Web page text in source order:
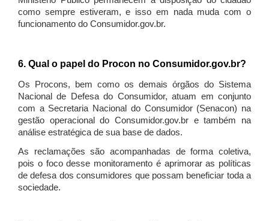
como sempre estiveram, e isso em nada muda com o
funcionamento do Consumidor.gov.br.
6. Qual o papel do Procon no Consumidor.gov.br?
Os Procons, bem como os demais órgãos do Sistema
Nacional de Defesa do Consumidor, atuam em conjunto
com a Secretaria Nacional do Consumidor (Senacon) na
gestão operacional do Consumidor.gov.br e também na
análise estratégica de sua base de dados.
As reclamações são acompanhadas de forma coletiva,
pois o foco desse monitoramento é aprimorar as políticas
de defesa dos consumidores que possam beneficiar toda a
sociedade.